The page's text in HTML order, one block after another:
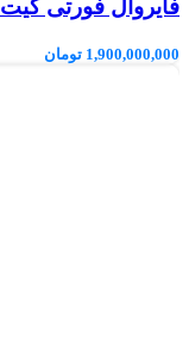
فایروال فورتی گیت FG-1000F
1,900,000,000 تومان